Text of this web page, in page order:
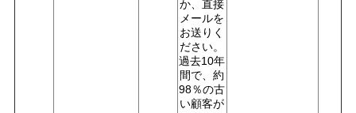
か、直接
メールを
お送りく
ださい。
過去10年
間で、約
98％の古
い顧客が